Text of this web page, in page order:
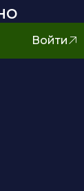
Войти